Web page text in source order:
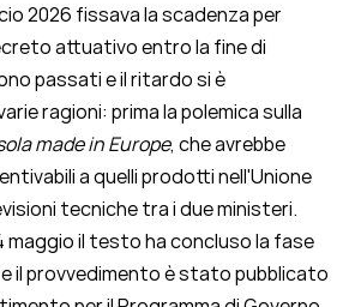
2026 fissava la scadenza per
attuativo entro la fine di
passati e il ritardo si è
ragioni: prima la polemica sulla
made in Europe, che avrebbe
a quelli prodotti nell'Unione
tecniche tra i due ministeri.
maggio il testo ha concluso la fase
il provvedimento è stato pubblicato